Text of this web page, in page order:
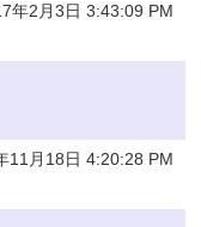
年2月3日 3:43:09 PM
11月18日 4:20:28 PM